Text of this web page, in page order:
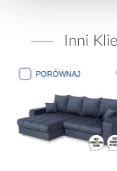
Inni
PORÓWNAJ